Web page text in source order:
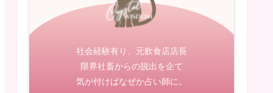
社会経験有り、元飲食店店長
限界社畜からの脱出を企て
気が付けばなぜか占い師に。